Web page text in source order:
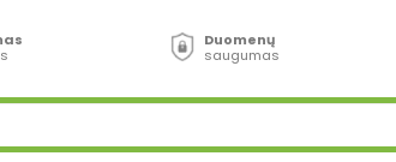
Duomenų
saugumas